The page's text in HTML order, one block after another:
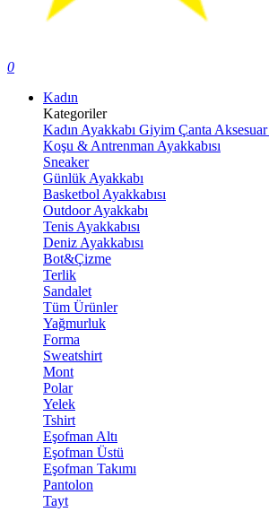
0
Kadın
Kategoriler
Kadın Ayakkabı Giyim Çanta Aksesuar
Koşu & Antrenman Ayakkabısı
Sneaker
Günlük Ayakkabı
Basketbol Ayakkabısı
Outdoor Ayakkabı
Tenis Ayakkabısı
Deniz Ayakkabısı
Bot&Çizme
Terlik
Sandalet
Tüm Ürünler
Yağmurluk
Forma
Sweatshirt
Mont
Polar
Yelek
Tshirt
Eşofman Altı
Eşofman Üstü
Eşofman Takımı
Pantolon
Tayt